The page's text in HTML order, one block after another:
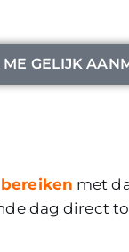
GELIJK
met
dag direct